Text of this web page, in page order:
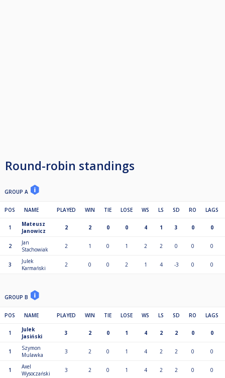
@SnookerowyKlubSportowy.
Round-robin standings
GROUP A
POS NAME PLAYED WIN TIE LOSE WS LS SD RO LAGS
1
Mateusz
Janowicz
2 2 0 0 4 1 3 0 0
2
Jan
Stachowiak
2 1 0 1 2 2 0 0 0
3
Julek
Karmański
2 0 0 2 1 4 -3 0 0
GROUP B
POS NAME PLAYED WIN TIE LOSE WS LS SD RO LAGS
1
Julek
Jasiński
3 2 0 1 4 2 2 0 0
1
Szymon
Mulawka
3 2 0 1 4 2 2 0 0
1
Axel
Wysoczański
3 2 0 1 4 2 2 0 0